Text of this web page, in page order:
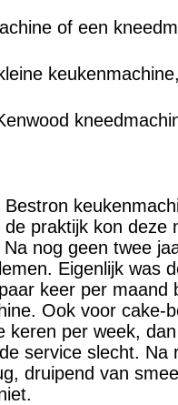
of een
praktijk kon deze
nog geen twee
Eigenlijk was
keer per maand
Ook voor cake-
keren per week,
service slecht. Na
druipend van